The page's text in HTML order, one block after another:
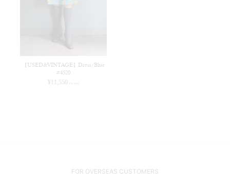
【USED&VINTAGE】Dress/Blue
#4520
¥ 11,550 (in tax)
FOR OVERSEAS CUSTOMERS